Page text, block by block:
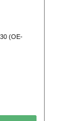
(OE-